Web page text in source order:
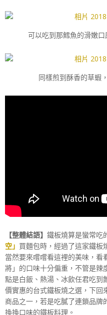
可以吃到那鱈魚的滑嫩口
同樣煎到酥香的草蝦
【整體結語】 鐵板燒算是蠻常吃
空」 買麵包時，經過了這家鐵板
當然要來嚐嚐看這裡的美味，看
將」的口味十分偏重，不管是辣
點是白飯、熱湯、冰飲任君吃到
價實惠的台式鐵板燒之選，下回
商品之一，若是吃膩了連鎖品
換換口味的鐵板料理。